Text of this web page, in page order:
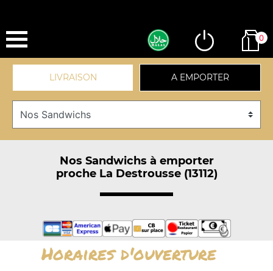
0
LIVRAISON A EMPORTER
Nos Sandwichs à emporter
proche La Destrousse (13112)
Horaires d'ouverture